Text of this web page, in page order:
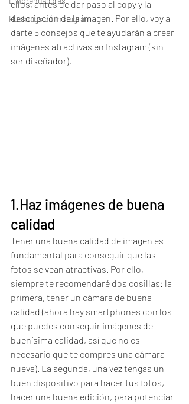
Hashtags en Instagram
ellos, antes de dar paso al copy y la
descripción de la imagen. Por ello, voy a
darte 5 consejos que te ayudarán a crear
imágenes atractivas en Instagram (sin
ser diseñador).
1.Haz imágenes de buena
calidad
Tener una buena calidad de imagen es
fundamental para conseguir que las
fotos se vean atractivas. Por ello,
siempre te recomendaré dos cosillas: la
primera, tener un cámara de buena
calidad (ahora hay smartphones con los
que puedes conseguir imágenes de
buenísima calidad, así que no es
necesario que te compres una cámara
nueva). La segunda, una vez tengas un
buen dispositivo para hacer tus fotos,
hacer una buena edición, para potenciar